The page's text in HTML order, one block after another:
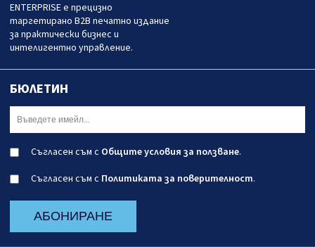
ENTERPRISE е прецизно
таргетирано B2B печатно издание
за практически бизнес и
интелигентно управление.
БЮЛЕТИН
Съгласен съм с Общите условия за ползване.
Съгласен съм с Политиката за поверителност.
АБОНИРАНЕ